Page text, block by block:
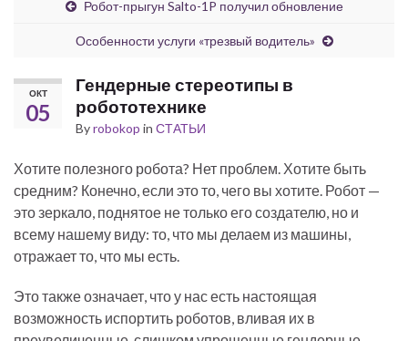
Робот-прыгун Salto-1P получил обновление
Особенности услуги «трезвый водитель»
ОКТ
05
Гендерные стереотипы в
робототехнике
Byrobokop in СТАТЬИ
Хотите полезного робота? Нет проблем. Хотите быть
средним? Конечно, если это то, чего вы хотите. Робот —
это зеркало, поднятое не только его создателю, но и
всему нашему виду: то, что мы делаем из машины,
отражает то, что мы есть.
Это также означает, что у нас есть настоящая
возможность испортить роботов, вливая их в